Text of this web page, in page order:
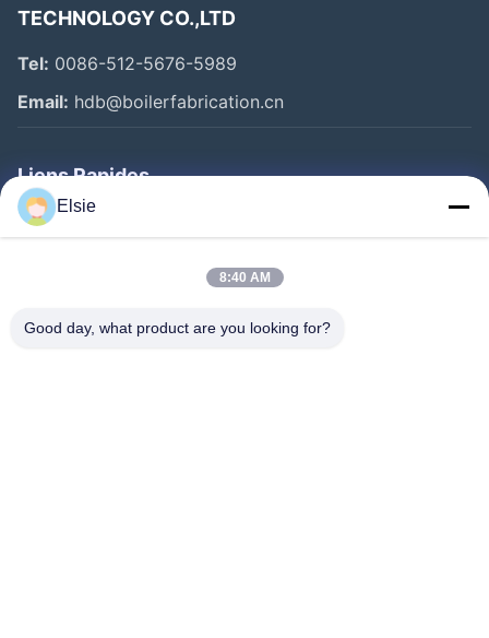
TECHNOLOGY CO.,LTD
Tel: 0086-512-5676-5989
Email: hdb@boilerfabrication.cn
Liens Rapides
Maison
Visite D'usine
Elsie
8:40 AM
Good day, what product are you looking for?